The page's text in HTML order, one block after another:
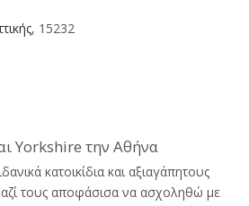
, 15232
Yorkshire την Αθήνα
κατοικίδια και αξιαγάπητους
τους αποφάσισα να ασχοληθώ με